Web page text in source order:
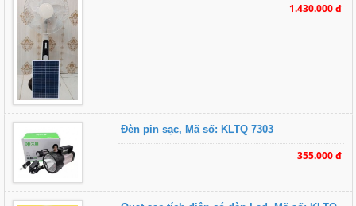
1.430.000 đ
Đèn pin sạc, Mã số: KLTQ 7303
355.000 đ